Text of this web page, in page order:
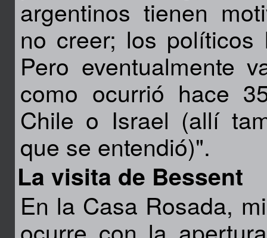
argentinos tienen
no creer; los políticos
Pero eventualmente
como ocurrió hace
Chile o Israel (allí
que se entendió)".
La visita de Bessent
En la Casa Rosada,